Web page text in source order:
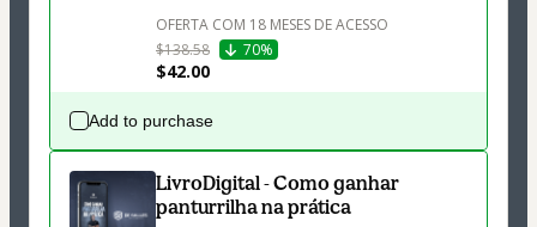
OFERTA COM 18 MESES DE ACESSO
$138.58
70%
$42.00
Add to purchase
LivroDigital - Como ganhar
panturrilha na prática